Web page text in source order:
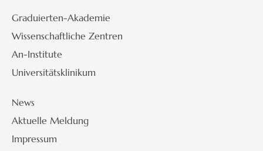
Graduierten-Akademie
Wissenschaftliche Zentren
An-Institute
Universitätsklinikum
News
Aktuelle Meldung
Impressum